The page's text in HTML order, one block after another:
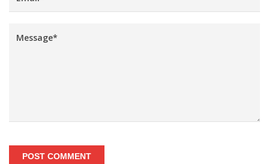
POST COMMENT